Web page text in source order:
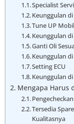
Specialist
Keunggulan
Tune UP
Keunggulan
Ganti Oli
Keunggulan
Setting ECU
Keunggulan
Mengapa Harus
Tersedia
Kualitasnya